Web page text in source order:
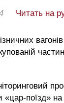
Читать на
«цар-поїзд»